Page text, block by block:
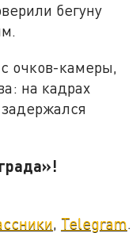
бегуну
очков-камеры,
на кадрах
Telegram